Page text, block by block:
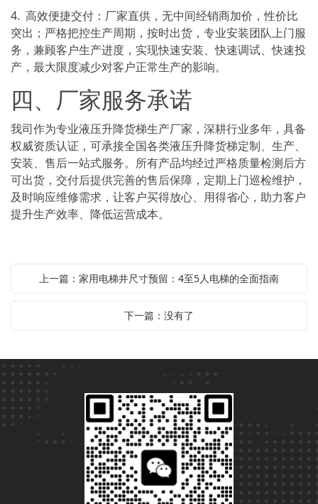
4. 高效便捷交付：厂家直供，无中间经销商加价，性价比
突出；严格把控生产周期，按时出货，专业安装团队上门服
务，兼顾客户生产进度，实现快速安装、快速调试、快速投
产，最大限度减少对客户正常生产的影响。
四、厂家服务承诺
我司作为专业液压升降货梯生产厂家，深耕行业多年，具备
权威资质认证，可承接全国各类液压升降货梯定制、生产、
安装、售后一站式服务。所有产品均经过严格质量检测后方
可出货，交付后提供完善的售后保障，定期上门巡检维护，
及时响应维修需求，让客户买得放心、用得省心，助力客户
提升生产效率、降低运营成本。
上一篇：家用电梯井尺寸预留：4至5人电梯的全面指南
下一篇：没有了